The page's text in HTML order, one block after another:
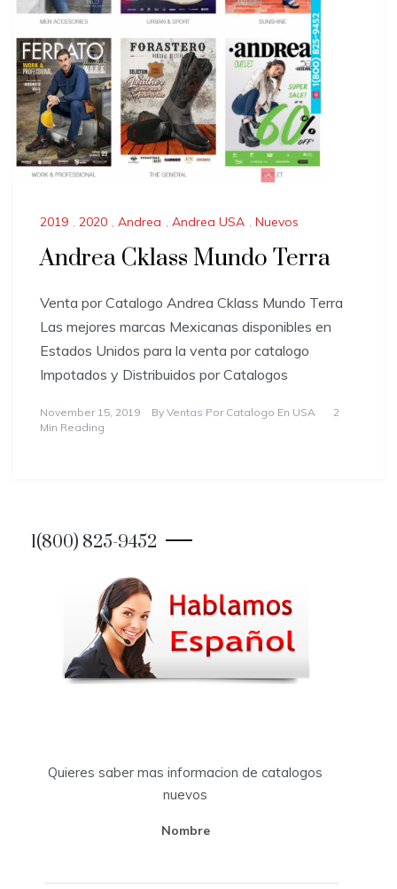
2019 , 2020 , Andrea , Andrea USA , Nuevos
Andrea Cklass Mundo Terra
Venta por Catalogo Andrea Cklass Mundo Terra
Las mejores marcas Mexicanas disponibles en
Estados Unidos para la venta por catalogo
Impotados y Distribuidos por Catalogos
November 15, 2019 By Ventas Por Catalogo En USA
2
Min Reading
1(800) 825-9452
Quieres saber mas informacion de catalogos
nuevos
Nombre